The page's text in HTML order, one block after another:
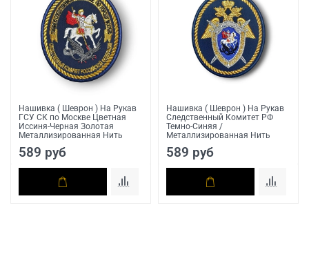
Нашивка ( Шеврон ) На Рукав
ГСУ СК по Москве Цветная
Иссиня-Черная Золотая
Металлизированная Нить
589 руб
Нашивка ( Шеврон ) На Рукав
Следственный Комитет РФ
Темно-Синяя /
Металлизированная Нить
589 руб